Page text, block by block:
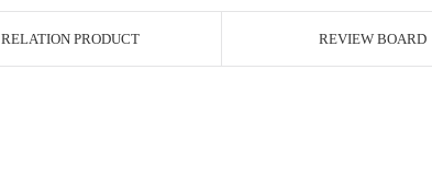
RELATION PRODUCT REVIEW BOARD